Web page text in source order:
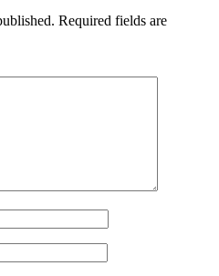
Required fields are